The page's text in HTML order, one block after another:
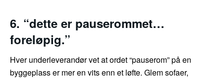
6. “dette er pauserommet…
foreløpig.”
Hver underleverandør vet at ordet “pauserom” på en
byggeplass er mer en vits enn et løfte. Glem sofaer,